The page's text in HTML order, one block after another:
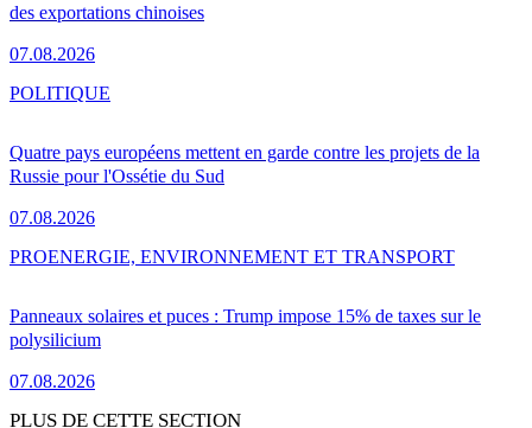
des exportations chinoises
07.08.2026
Quatre pays européens mettent en garde contre les projets de la
Russie pour l'Ossétie du Sud
07.08.2026
POLITIQUE
Panneaux solaires et puces : Trump impose 15% de taxes sur le
polysilicium
07.08.2026
PROENERGIE, ENVIRONNEMENT ET TRANSPORT
PLUS DE CETTE SECTION